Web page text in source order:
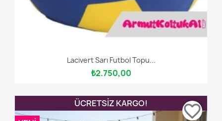
Lacivert Sarı Futbol Topu...
₺2.750,00
ÜCRETSIZ KARGO!
favorite_border